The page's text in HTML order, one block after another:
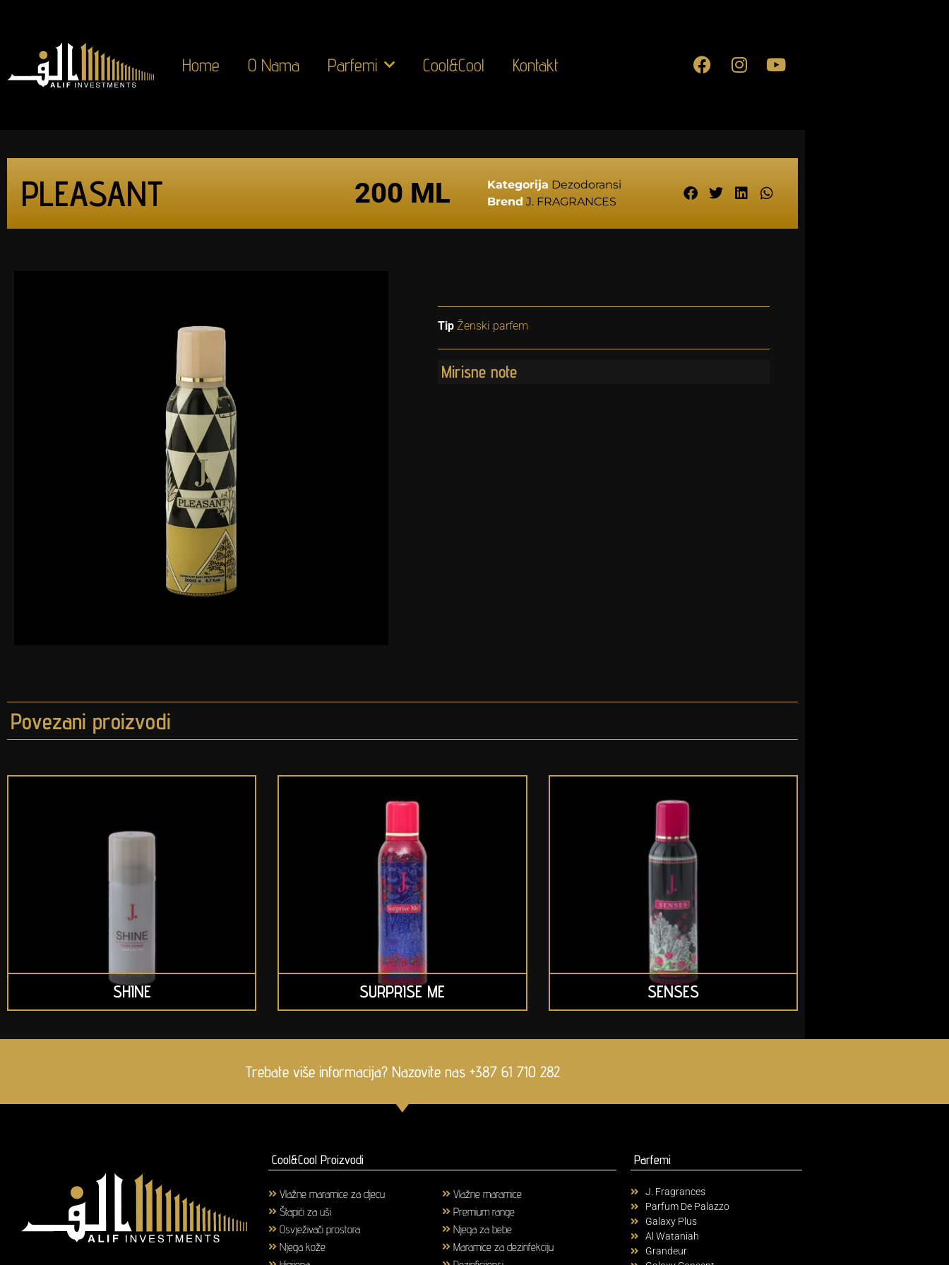
Home O Nama Parfemi Cool&Cool Kontakt
PLEASANT 200 ML Kategorija Dezodoransi
Brend J. FRAGRANCES
Tip Ženski parfem
Mirisne note
Povezani proizvodi
SHINE SURPRISE ME SENSES
Trebate više informacija? Nazovite nas +387 61 710 282
Cool&Cool Proizvodi
Vlažne maramice za djecu Vlažne maramice
Štapići za uši
Premium range
Osvježivači prostora
Njega za bebe
Njega kože
Maramice za dezinfekciju
Parfemi
J. Fragrances
Parfum De Palazzo
Galaxy Plus
Al Wataniah
Grandeur